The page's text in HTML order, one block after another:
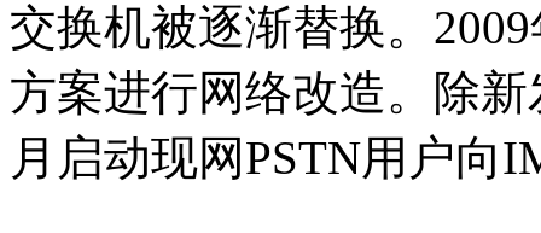
交换机被逐渐替换。
方案进行网络改造。除
月启动现网PSTN用户向